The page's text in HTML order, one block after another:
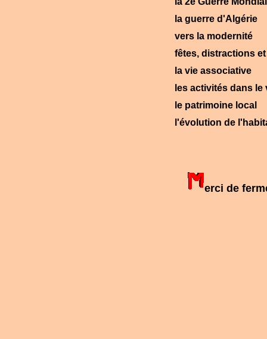
la guerre d'Algérie
vers la modernité
fêtes, distractions
la vie associative
les activités dans le
le patrimoine local
l'évolution de
erci de